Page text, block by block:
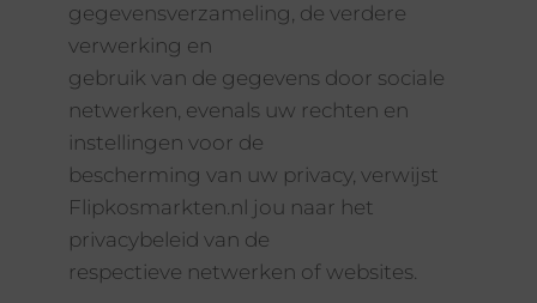
gegevensverzameling, de verdere
verwerking en
gebruik van de gegevens door sociale
netwerken, evenals uw rechten en
instellingen voor de
bescherming van uw privacy, verwijst
Flipkosmarkten.nl jou naar het
privacybeleid van de
respectieve netwerken of websites.